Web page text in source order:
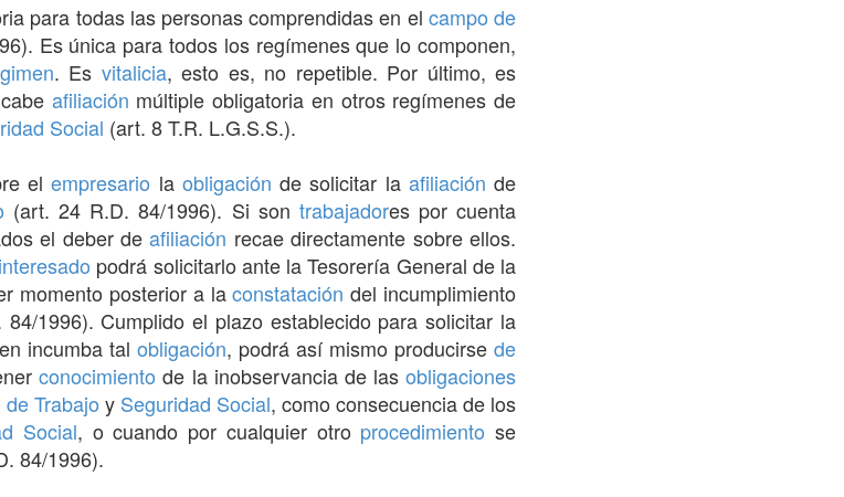
para todas las personas comprendidas en el campo de
Es única para todos los regímenes que lo componen,
. Es vitalicia, esto es, no repetible. Por último, es
afiliación múltiple obligatoria en otros regímenes de
Social (art. 8 T.R. L.G.S.S.).
elempresario la obligación de solicitar la afiliación de
(art. 24 R.D. 84/1996). Si son trabajadores por cuenta
el deber deafiliación recae directamente sobre ellos.
interesado podrá solicitarlo ante la Tesorería General de la
momento posterior a laconstatación del incumplimiento
1996). Cumplido el plazo establecido para solicitar la
incumba talobligación, podrá así mismo producirsede
conocimiento de la inobservancia de lasobligaciones
Trabajo y Seguridad Social, como consecuencia de los
Social, o cuando por cualquier otro procedimiento se
84/1996).